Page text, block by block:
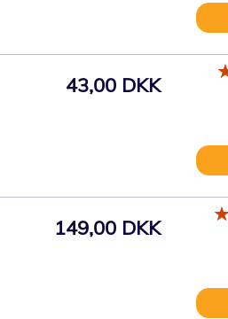
43,00 DKK
149,00 DKK